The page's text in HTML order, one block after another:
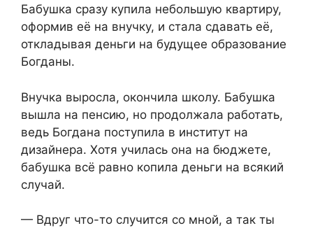
Бабушка сразу купила небольшую квартиру,
оформив её на внучку, и стала сдавать её,
откладывая деньги на будущее образование
Богданы.
Внучка выросла, окончила школу. Бабушка
вышла на пенсию, но продолжала работать,
ведь Богдана поступила в институт на
дизайнера. Хотя училась она на бюджете,
бабушка всё равно копила деньги на всякий
случай.
— Вдруг что-то случится со мной, а так ты